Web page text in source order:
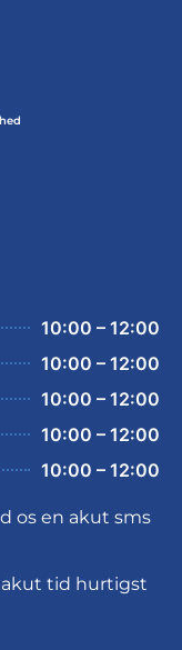
10:00 – 12:00
10:00 – 12:00
10:00 – 12:00
10:00 – 12:00
10:00 – 12:00
os en akut sms
akut tid hurtigst